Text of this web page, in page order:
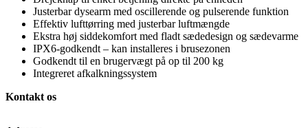
Justerbar dysearm med oscillerende og pulserende funktion
Effektiv lufttørring med justerbar luftmængde
Ekstra høj siddekomfort med fladt sædedesign og sædevarme
IPX6-godkendt – kan installeres i brusezonen
Godkendt til en brugervægt på op til 200 kg
Integreret afkalkningssystem
Kontakt os